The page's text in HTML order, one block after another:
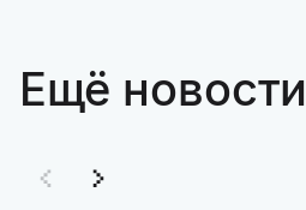
Ещё новости